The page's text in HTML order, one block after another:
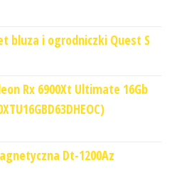
bluza i ogrodniczki Quest S
Rx 6900Xt Ultimate 16Gb
Dt-1200Az